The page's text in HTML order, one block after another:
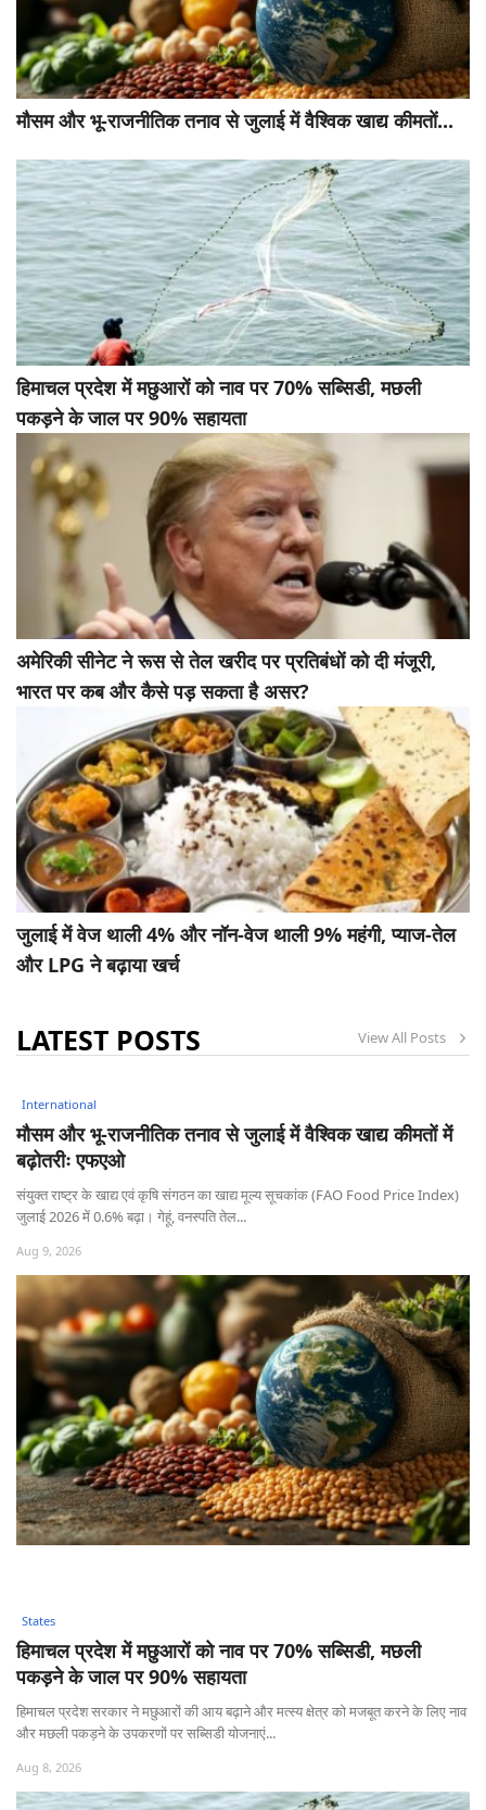
मौसम और भू-राजनीतिक तनाव से जुलाई में वैश्विक खाद्य कीमतों...
हिमाचल प्रदेश में मछुआरों को नाव पर 70% सब्सिडी, मछली
पकड़ने के जाल पर 90% सहायता
अमेरिकी सीनेट ने रूस से तेल खरीद पर प्रतिबंधों को दी मंजूरी,
भारत पर कब और कैसे पड़ सकता है असर?
जुलाई में वेज थाली 4% और नॉन-वेज थाली 9% महंगी, प्याज-तेल
और LPG ने बढ़ाया खर्च
LATEST POSTS View All Posts
मौसम और भू-राजनीतिक तनाव से जुलाई में वैश्विक खाद्य कीमतों में
बढ़ोतरीः एफएओ
संयुक्त राष्ट्र के खाद्य एवं कृषि संगठन का खाद्य मूल्य सूचकांक (FAO Food Price Index)
जुलाई 2026 में 0.6% बढ़ा। गेहूं, वनस्पति तेल...
Aug 9, 2026
International
हिमाचल प्रदेश में मछुआरों को नाव पर 70% सब्सिडी, मछली
पकड़ने के जाल पर 90% सहायता
हिमाचल प्रदेश सरकार ने मछुआरों की आय बढ़ाने और मत्स्य क्षेत्र को मजबूत करने के लिए नाव
और मछली पकड़ने के उपकरणों पर सब्सिडी योजनाएं...
Aug 8, 2026
States